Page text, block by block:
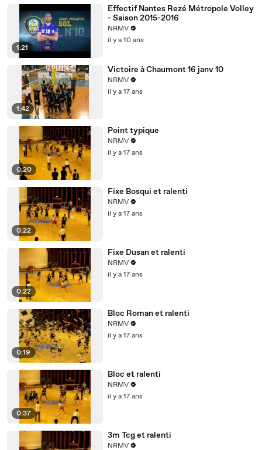
1:21
Effectif Nantes Rezé Métropole Volley
- Saison 2015-2016
NRMV
il y a 10 ans
1:42
Victoire à Chaumont 16 janv 10
NRMV
il y a 17 ans
0:20
Point typique
NRMV
il y a 17 ans
0:22
Fixe Bosqui et ralenti
NRMV
il y a 17 ans
0:22
Fixe Dusan et ralenti
NRMV
il y a 17 ans
0:19
Bloc Roman et ralenti
NRMV
il y a 17 ans
0:37
Bloc et ralenti
NRMV
il y a 17 ans
3m Tcg et ralenti
NRMV